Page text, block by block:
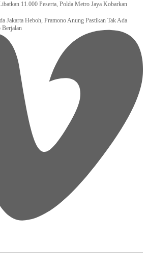
11.000 Peserta, Polda Metro Jaya Kobarkan
Jakarta Heboh, Pramono Anung Pastikan Tak Ada
Berjalan